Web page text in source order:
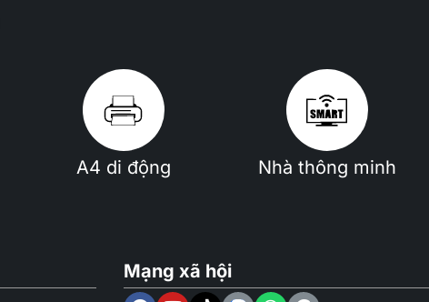
A4 di động Nhà thông minh
Mạng xã hội